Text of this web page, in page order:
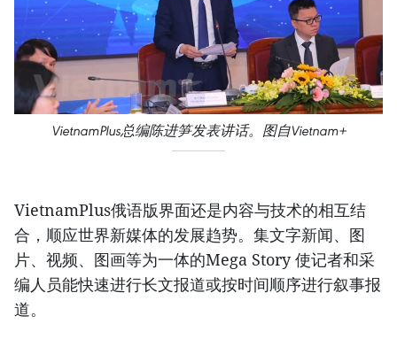
VietnamPlus总编陈进笋发表讲话。图自Vietnam+
VietnamPlus俄语版界面还是内容与技术的相互结
合，顺应世界新媒体的发展趋势。集文字新闻、图
片、视频、图画等为一体的Mega Story 使记者和采
编人员能快速进行长文报道或按时间顺序进行叙事报
道。